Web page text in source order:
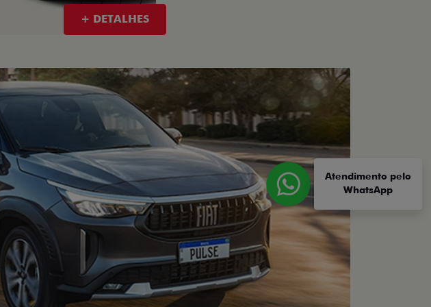
+ DETALHES
Atendimento pelo
WhatsApp